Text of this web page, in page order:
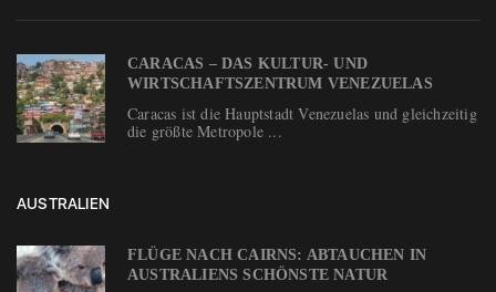
CARACAS – DAS KULTUR- UND
WIRTSCHAFTSZENTRUM VENEZUELAS
Caracas ist die Hauptstadt Venezuelas und gleichzeitig
die größte Metropole ...
AUSTRALIEN
FLÜGE NACH CAIRNS: ABTAUCHEN IN
AUSTRALIENS SCHÖNSTE NATUR